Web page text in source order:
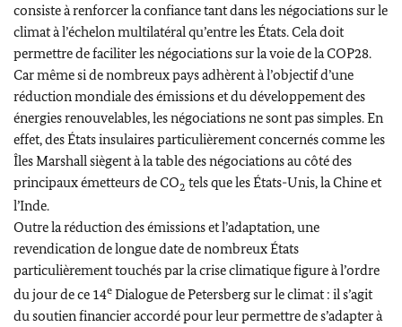
consiste à renforcer la confiance tant dans les négociations sur le
climat à l’échelon multilatéral qu’entre les États. Cela doit
permettre de faciliter les négociations sur la voie de la COP28.
Car même si de nombreux pays adhèrent à l’objectif d’une
réduction mondiale des émissions et du développement des
énergies renouvelables, les négociations ne sont pas simples. En
effet, des États insulaires particulièrement concernés comme les
Îles Marshall siègent à la table des négociations au côté des
principaux émetteurs de CO2 tels que les États-Unis, la Chine et
l’Inde.
Outre la réduction des émissions et l’adaptation, une
revendication de longue date de nombreux États
particulièrement touchés par la crise climatique figure à l’ordre
du jour de ce 14eDialogue dePetersbergsur le climat : il s’agit
du soutien financier accordé pour leur permettre de s’adapter à